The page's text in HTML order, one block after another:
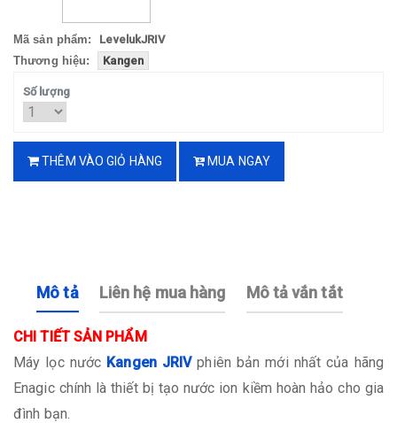
Mã sản phẩm:
LevelukJRIV
Thương hiệu:
Kangen
Số lượng
THÊM VÀO GIỎ HÀNG MUA NGAY
Mô tả Liên hệ mua hàng Mô tả vắn tắt
CHI TIẾT SẢN PHẨM
Máy lọc nước Kangen JRIV phiên bản mới nhất của hãng
Enagic chính là thiết bị tạo nước ion kiềm hoàn hảo cho gia
đình bạn.